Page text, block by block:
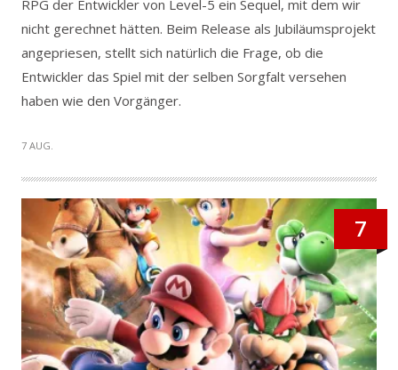
RPG der Entwickler von Level-5 ein Sequel, mit dem wir
nicht gerechnet hätten. Beim Release als Jubiläumsprojekt
angepriesen, stellt sich natürlich die Frage, ob die
Entwickler das Spiel mit der selben Sorgfalt versehen
haben wie den Vorgänger.
7 AUG.
7